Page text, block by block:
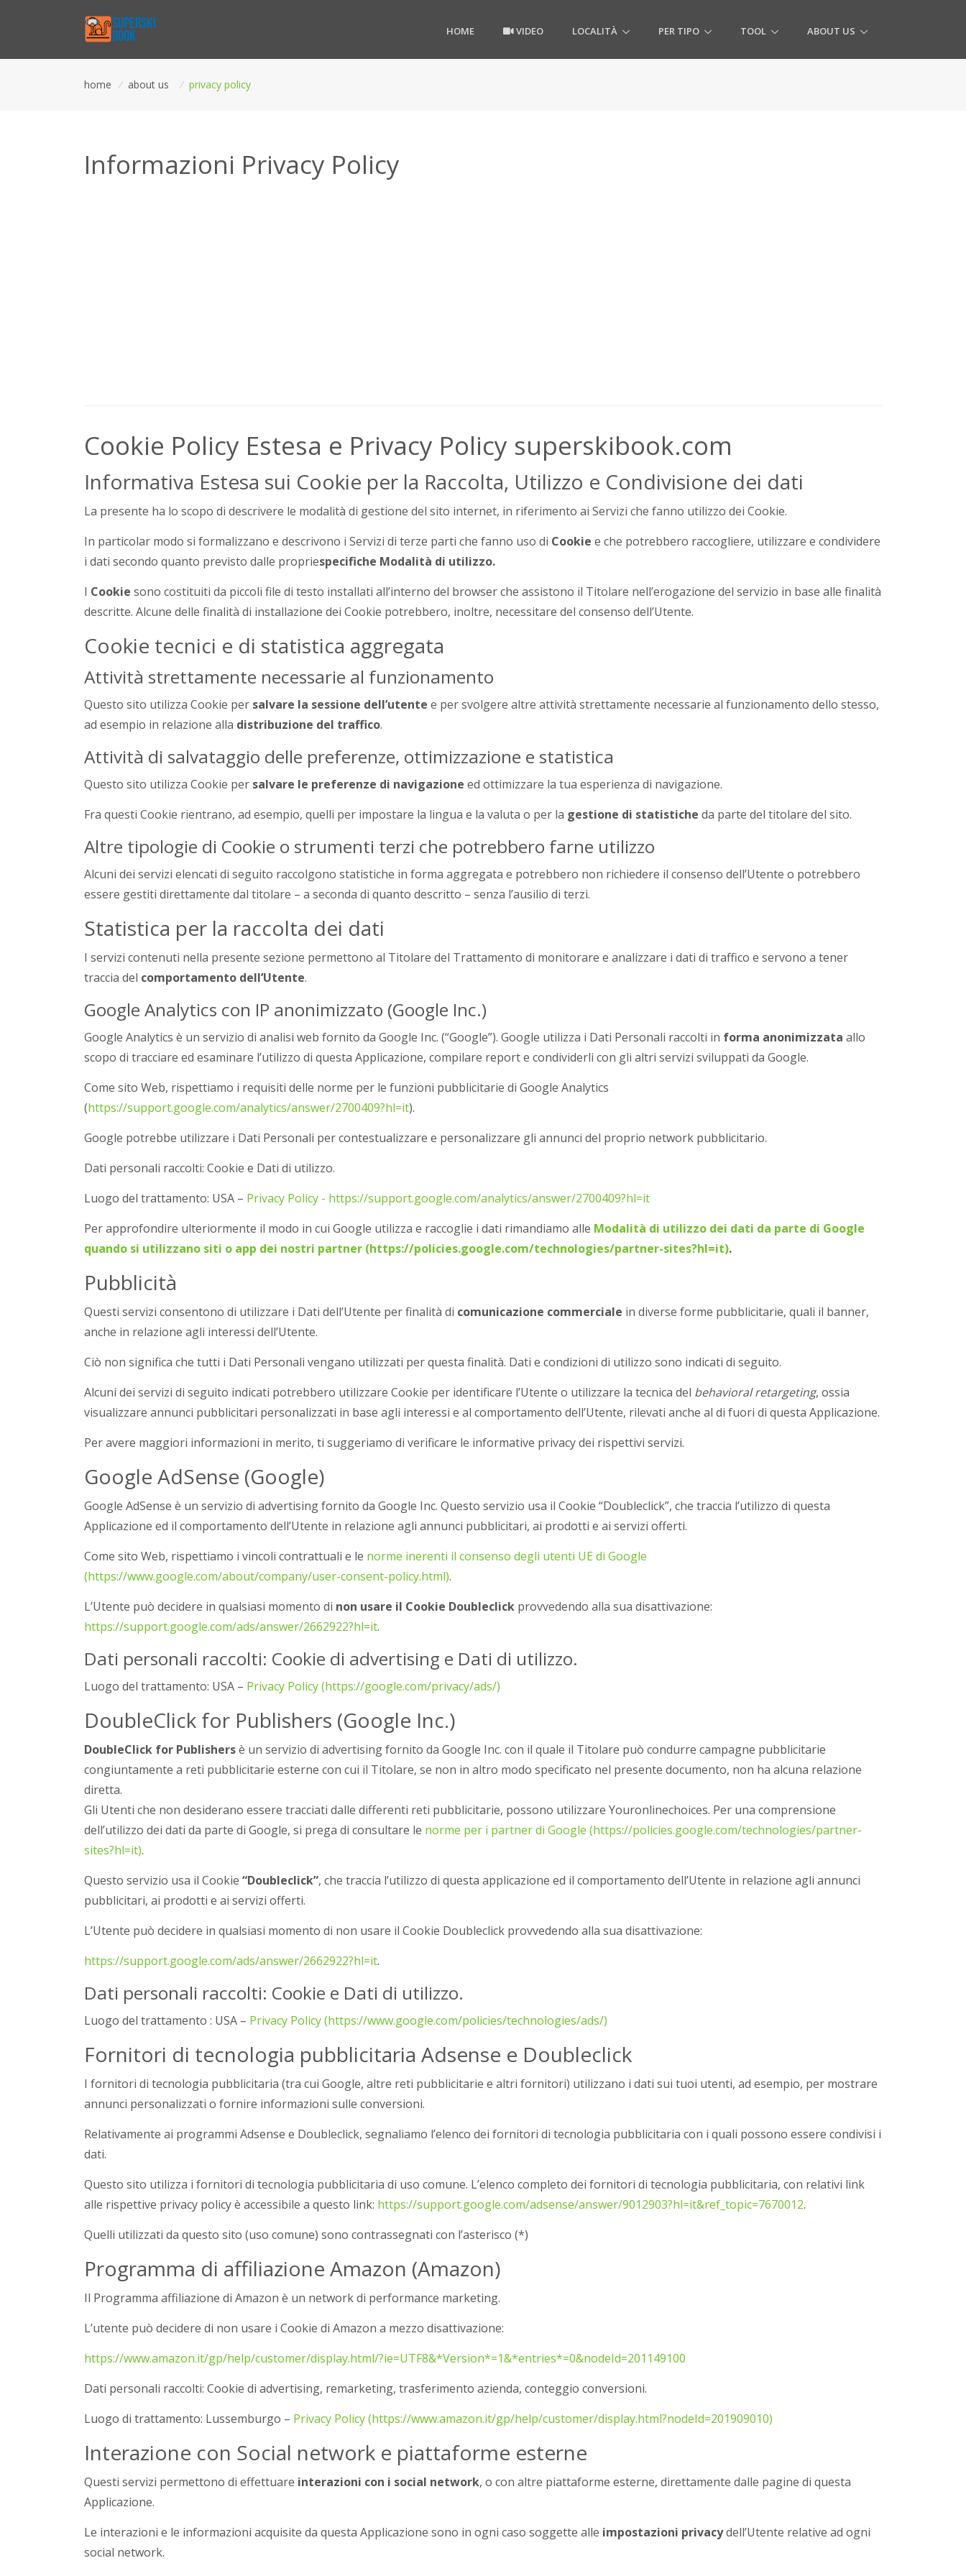
HOME VIDEO LOCALITÀ PER TIPO TOOL ABOUT US
home / about us / privacy policy
Informazioni Privacy Policy
Cookie Policy Estesa e Privacy Policy superskibook.com
Informativa Estesa sui Cookie per la Raccolta, Utilizzo e Condivisione dei dati
La presente ha lo scopo di descrivere le modalità di gestione del sito internet, in riferimento ai Servizi che fanno utilizzo dei Cookie.
In particolar modo si formalizzano e descrivono i Servizi di terze parti che fanno uso di Cookie e che potrebbero raccogliere, utilizzare e condividere
i dati secondo quanto previsto dalle propriespecifiche Modalità di utilizzo.
I Cookie sono costituiti da piccoli file di testo installati all’interno del browser che assistono il Titolare nell’erogazione del servizio in base alle finalità
descritte. Alcune delle finalità di installazione dei Cookie potrebbero, inoltre, necessitare del consenso dell’Utente.
Cookie tecnici e di statistica aggregata
Attività strettamente necessarie al funzionamento
Questo sito utilizza Cookie per salvare la sessione dell’utente e per svolgere altre attività strettamente necessarie al funzionamento dello stesso,
ad esempio in relazione alla distribuzione del traffico.
Attività di salvataggio delle preferenze, ottimizzazione e statistica
Questo sito utilizza Cookie per salvare le preferenze di navigazione ed ottimizzare la tua esperienza di navigazione.
Fra questi Cookie rientrano, ad esempio, quelli per impostare la lingua e la valuta o per la gestione di statistiche da parte del titolare del sito.
Altre tipologie di Cookie o strumenti terzi che potrebbero farne utilizzo
Alcuni dei servizi elencati di seguito raccolgono statistiche in forma aggregata e potrebbero non richiedere il consenso dell’Utente o potrebbero
essere gestiti direttamente dal titolare – a seconda di quanto descritto – senza l’ausilio di terzi.
Statistica per la raccolta dei dati
I servizi contenuti nella presente sezione permettono al Titolare del Trattamento di monitorare e analizzare i dati di traffico e servono a tener
traccia del comportamento dell’Utente.
Google Analytics con IP anonimizzato (Google Inc.)
Google Analytics è un servizio di analisi web fornito da Google Inc. (“Google”). Google utilizza i Dati Personali raccolti in forma anonimizzata allo
scopo di tracciare ed esaminare l’utilizzo di questa Applicazione, compilare report e condividerli con gli altri servizi sviluppati da Google.
Come sito Web, rispettiamo i requisiti delle norme per le funzioni pubblicitarie di Google Analytics
(https://support.google.com/analytics/answer/2700409?hl=it).
Google potrebbe utilizzare i Dati Personali per contestualizzare e personalizzare gli annunci del proprio network pubblicitario.
Dati personali raccolti: Cookie e Dati di utilizzo.
Luogo del trattamento: USA – Privacy Policy - https://support.google.com/analytics/answer/2700409?hl=it
Per approfondire ulteriormente il modo in cui Google utilizza e raccoglie i dati rimandiamo alle Modalità di utilizzo dei dati da parte di Google
quando si utilizzano siti o app dei nostri partner (https://policies.google.com/technologies/partner-sites?hl=it).
Pubblicità
Questi servizi consentono di utilizzare i Dati dell’Utente per finalità di comunicazione commerciale in diverse forme pubblicitarie, quali il banner,
anche in relazione agli interessi dell’Utente.
Ciò non significa che tutti i Dati Personali vengano utilizzati per questa finalità. Dati e condizioni di utilizzo sono indicati di seguito.
Alcuni dei servizi di seguito indicati potrebbero utilizzare Cookie per identificare l’Utente o utilizzare la tecnica del behavioral retargeting, ossia
visualizzare annunci pubblicitari personalizzati in base agli interessi e al comportamento dell’Utente, rilevati anche al di fuori di questa Applicazione.
Per avere maggiori informazioni in merito, ti suggeriamo di verificare le informative privacy dei rispettivi servizi.
Google AdSense (Google)
Google AdSense è un servizio di advertising fornito da Google Inc. Questo servizio usa il Cookie “Doubleclick”, che traccia l’utilizzo di questa
Applicazione ed il comportamento dell’Utente in relazione agli annunci pubblicitari, ai prodotti e ai servizi offerti.
Come sito Web, rispettiamo i vincoli contrattuali e le norme inerenti il consenso degli utenti UE di Google
(https://www.google.com/about/company/user-consent-policy.html).
L’Utente può decidere in qualsiasi momento di non usare il Cookie Doubleclick provvedendo alla sua disattivazione:
https://support.google.com/ads/answer/2662922?hl=it.
Dati personali raccolti: Cookie di advertising e Dati di utilizzo.
Luogo del trattamento: USA – Privacy Policy (https://google.com/privacy/ads/)
DoubleClick for Publishers (Google Inc.)
DoubleClick for Publishersè un servizio di advertising fornito da Google Inc. con il quale il Titolare può condurre campagne pubblicitarie
congiuntamente a reti pubblicitarie esterne con cui il Titolare, se non in altro modo specificato nel presente documento, non ha alcuna relazione
diretta.
Gli Utenti che non desiderano essere tracciati dalle differenti reti pubblicitarie, possono utilizzare Youronlinechoices. Per una comprensione
dell’utilizzo dei dati da parte di Google, si prega di consultare le norme per i partner di Google (https://policies.google.com/technologies/partner-
sites?hl=it).
Questo servizio usa il Cookie “Doubleclick”, che traccia l’utilizzo di questa applicazione ed il comportamento dell’Utente in relazione agli annunci
pubblicitari, ai prodotti e ai servizi offerti.
L’Utente può decidere in qualsiasi momento di non usare il Cookie Doubleclick provvedendo alla sua disattivazione:
https://support.google.com/ads/answer/2662922?hl=it.
Dati personali raccolti: Cookie e Dati di utilizzo.
Luogo del trattamento : USA – Privacy Policy (https://www.google.com/policies/technologies/ads/)
Fornitori di tecnologia pubblicitaria Adsense e Doubleclick
I fornitori di tecnologia pubblicitaria (tra cui Google, altre reti pubblicitarie e altri fornitori) utilizzano i dati sui tuoi utenti, ad esempio, per mostrare
annunci personalizzati o fornire informazioni sulle conversioni.
Relativamente ai programmi Adsense e Doubleclick, segnaliamo l’elenco dei fornitori di tecnologia pubblicitaria con i quali possono essere condivisi i
dati.
Questo sito utilizza i fornitori di tecnologia pubblicitaria di uso comune. L’elenco completo dei fornitori di tecnologia pubblicitaria, con relativi link
alle rispettive privacy policy è accessibile a questo link: https://support.google.com/adsense/answer/9012903?hl=it&ref_topic=7670012.
Quelli utilizzati da questo sito (uso comune) sono contrassegnati con l’asterisco (*)
Programma di affiliazione Amazon (Amazon)
Il Programma affiliazione di Amazon è un network di performance marketing.
L’utente può decidere di non usare i Cookie di Amazon a mezzo disattivazione:
https://www.amazon.it/gp/help/customer/display.html/?ie=UTF8&*Version*=1&*entries*=0&nodeId=201149100
Dati personali raccolti: Cookie di advertising, remarketing, trasferimento azienda, conteggio conversioni.
Luogo di trattamento: Lussemburgo – Privacy Policy (https://www.amazon.it/gp/help/customer/display.html?nodeId=201909010)
Interazione con Social network e piattaforme esterne
Questi servizi permettono di effettuare interazioni con i social network, o con altre piattaforme esterne, direttamente dalle pagine di questa
Applicazione.
Le interazioni e le informazioni acquisite da questa Applicazione sono in ogni caso soggette alle impostazioni privacydell’Utente relative ad ogni
social network.